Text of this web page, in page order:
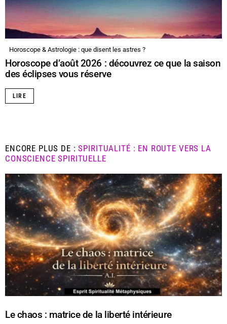
Horoscope & Astrologie : que disent les astres ?
Horoscope d’août 2026 : découvrez ce que la saison
des éclipses vous réserve
LIRE
ENCORE PLUS DE :SPIRITUALITÉ : EN ROUTE VERS LA
CONSCIENCE SPIRITUELLE
Le chaos : matrice de la liberté intérieure